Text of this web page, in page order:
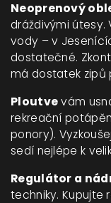
Neoprenový
dráždivými útesy.
vody – v
dostatečné.
má dostatek zipů
Ploutvevám
rekreační
ponory).
sedí nejlépe k
Regulátor a
techniky. Kupujte